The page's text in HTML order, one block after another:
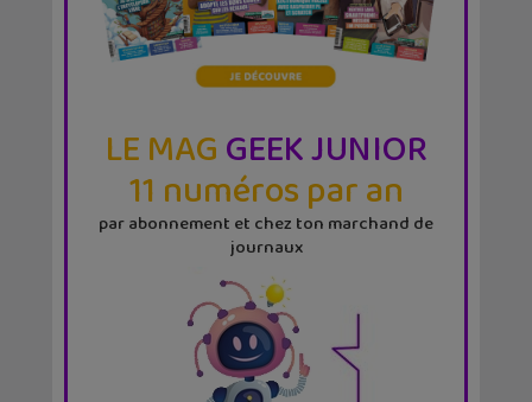
LE MAGGEEK JUNIOR
11 numéros par an
par abonnement et chez ton marchand de
journaux